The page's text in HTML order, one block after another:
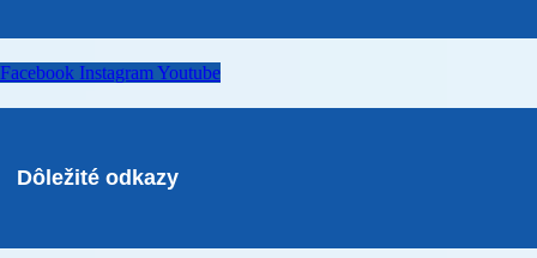
Facebook Instagram Youtube
Dôležité odkazy